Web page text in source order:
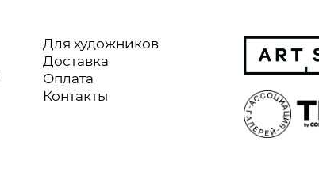
Для художников
Доставка
Оплата
Контакты